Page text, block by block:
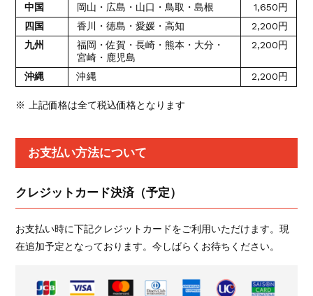
中国 岡山・広島・山口・鳥取・島根
1,650円
四国
香川・徳島・愛媛・高知
2,200円
九州
福岡・佐賀・長崎・熊本・大分・
宮崎・鹿児島
2,200円
沖縄 沖縄 2,200円
※ 上記価格は全て税込価格となります
お支払い方法について
クレジットカード決済（予定）
お支払い時に下記クレジットカードをご利用いただけます。現
在追加予定となっております。今しばらくお待ちください。